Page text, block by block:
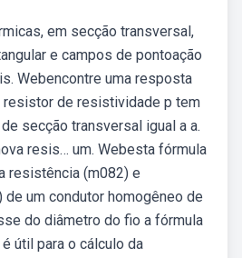
em secção transversal,
e campos de pontoação
Webencontre uma resposta
resistor de resistividade p tem
secção transversal igual a a.
resis… um. Webesta fórmula
resistência (m082) e
um condutor homogêneo de
do diâmetro do fio a fórmula
útil para o cálculo da